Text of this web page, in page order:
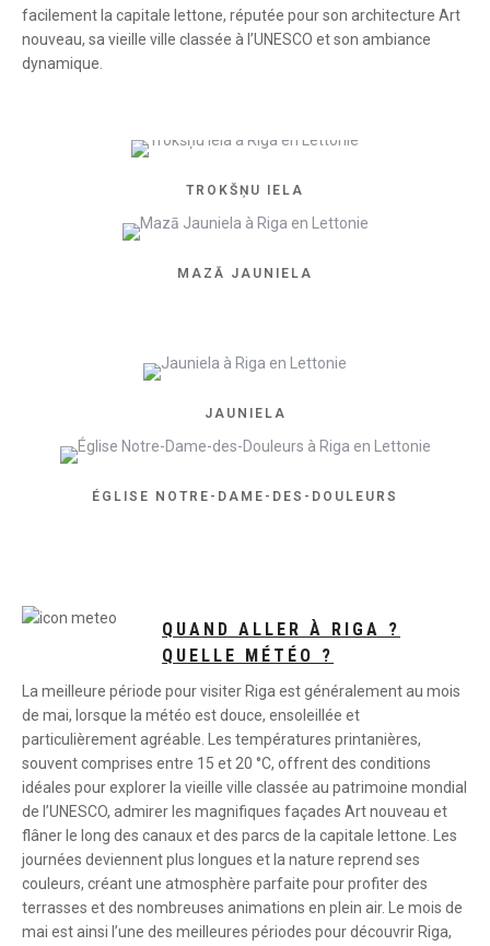
facilement la capitale lettone, réputée pour son architecture Art
nouveau, sa vieille ville classée à l’UNESCO et son ambiance
dynamique.
TROKŠŅU IELA
MAZĀ JAUNIELA
JAUNIELA
ÉGLISE NOTRE-DAME-DES-DOULEURS
QUAND ALLER À RIGA ?
QUELLE MÉTÉO ?
La meilleure période pour visiter Riga est généralement au mois
de mai, lorsque la météo est douce, ensoleillée et
particulièrement agréable. Les températures printanières,
souvent comprises entre 15 et 20 °C, offrent des conditions
idéales pour explorer la vieille ville classée au patrimoine mondial
de l’UNESCO, admirer les magnifiques façades Art nouveau et
flâner le long des canaux et des parcs de la capitale lettone. Les
journées deviennent plus longues et la nature reprend ses
couleurs, créant une atmosphère parfaite pour profiter des
terrasses et des nombreuses animations en plein air. Le mois de
mai est ainsi l’une des meilleures périodes pour découvrir Riga,